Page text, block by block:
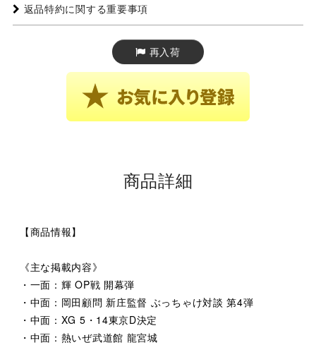
返品特約に関する重要事項
再入荷
商品詳細
【商品情報】
《主な掲載内容》
・一面：輝 OP戦 開幕弾
・中面：岡田顧問 新庄監督 ぶっちゃけ対談 第4弾
・中面：XG 5・14東京D決定
・中面：熱いぜ武道館 龍宮城